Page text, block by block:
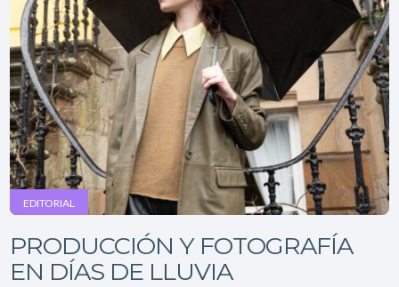
EDITORIAL
PRODUCCIÓN Y FOTOGRAFÍA
EN DÍAS DE LLUVIA